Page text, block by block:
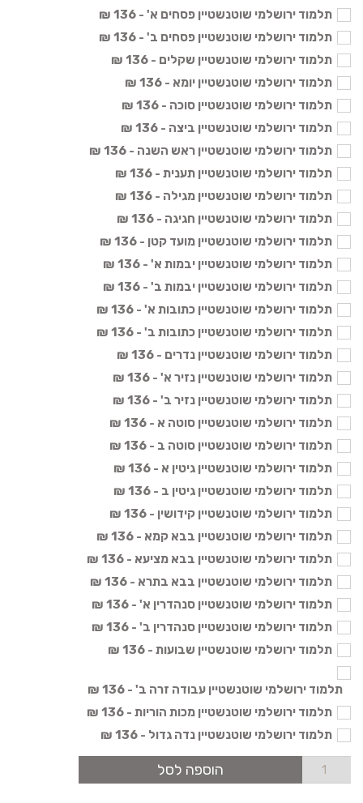
תלמוד ירושלמי שוטנשטיין פסחים א' - 136 ₪
תלמוד ירושלמי שוטנשטיין פסחים ב' - 136 ₪
תלמוד ירושלמי שוטנשטיין שקלים - 136 ₪
תלמוד ירושלמי שוטנשטיין יומא - 136 ₪
תלמוד ירושלמי שוטנשטיין סוכה - 136 ₪
תלמוד ירושלמי שוטנשטיין ביצה - 136 ₪
תלמוד ירושלמי שוטנשטיין ראש השנה - 136 ₪
תלמוד ירושלמי שוטנשטיין תענית - 136 ₪
תלמוד ירושלמי שוטנשטיין מגילה - 136 ₪
תלמוד ירושלמי שוטנשטיין חגיגה - 136 ₪
תלמוד ירושלמי שוטנשטיין מועד קטן - 136 ₪
תלמוד ירושלמי שוטנשטיין יבמות א' - 136 ₪
תלמוד ירושלמי שוטנשטיין יבמות ב' - 136 ₪
תלמוד ירושלמי שוטנשטיין כתובות א' - 136 ₪
תלמוד ירושלמי שוטנשטיין כתובות ב' - 136 ₪
תלמוד ירושלמי שוטנשטיין נדרים - 136 ₪
תלמוד ירושלמי שוטנשטיין נזיר א' - 136 ₪
תלמוד ירושלמי שוטנשטיין נזיר ב' - 136 ₪
תלמוד ירושלמי שוטנשטיין סוטה א - 136 ₪
תלמוד ירושלמי שוטנשטיין סוטה ב - 136 ₪
תלמוד ירושלמי שוטנשטיין גיטין א - 136 ₪
תלמוד ירושלמי שוטנשטיין גיטין ב - 136 ₪
תלמוד ירושלמי שוטנשטיין קידושין - 136 ₪
תלמוד ירושלמי שוטנשטיין בבא קמא - 136 ₪
תלמוד ירושלמי שוטנשטיין בבא מציעא - 136 ₪
תלמוד ירושלמי שוטנשטיין בבא בתרא - 136 ₪
תלמוד ירושלמי שוטנשטיין סנהדרין א' - 136 ₪
תלמוד ירושלמי שוטנשטיין סנהדרין ב' - 136 ₪
תלמוד ירושלמי שוטנשטיין שבועות - 136 ₪
תלמוד ירושלמי שוטנשטיין עבודה זרה ב' - 136 ₪
תלמוד ירושלמי שוטנשטיין מכות הוריות - 136 ₪
תלמוד ירושלמי שוטנשטיין נדה גדול - 136 ₪
הוספה לסל